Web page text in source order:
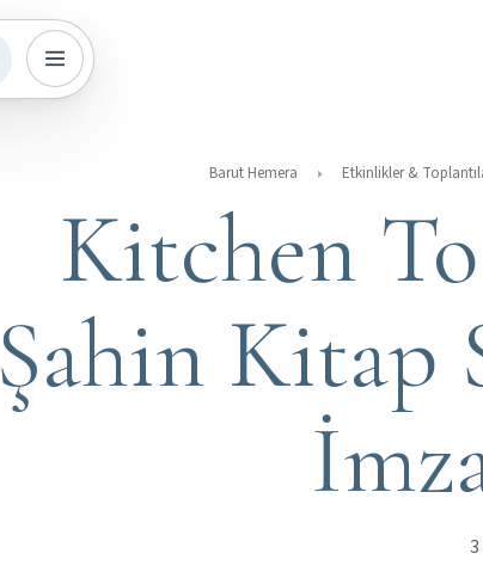
Barut Hemera Etkinlikler &
Kitchen
Şahin Kitap
3